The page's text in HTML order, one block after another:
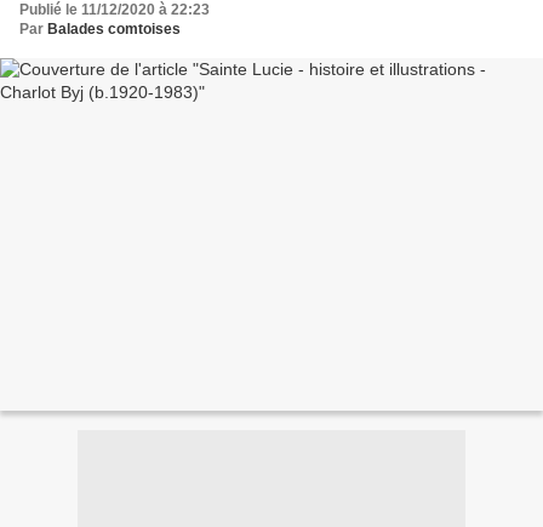
Publié le 11/12/2020 à 22:23
Par Balades comtoises